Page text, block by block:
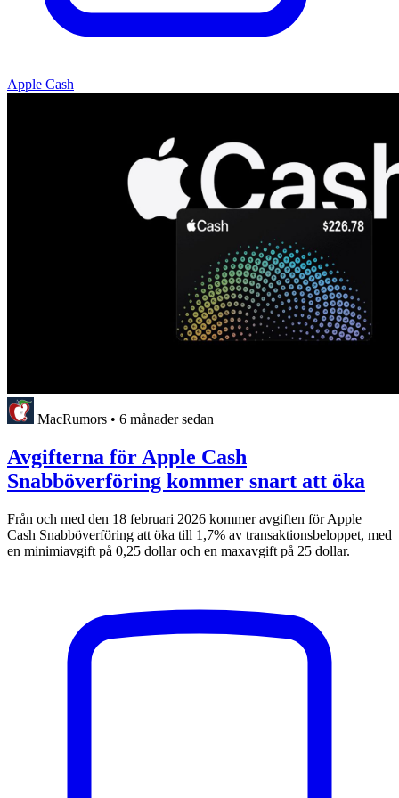
Apple Cash
MacRumors • 6 månader sedan
Avgifterna för Apple Cash
Snabböverföring kommer snart att öka
Från och med den 18 februari 2026 kommer avgiften för Apple
Cash Snabböverföring att öka till 1,7% av transaktionsbeloppet, med
en minimiavgift på 0,25 dollar och en maxavgift på 25 dollar.